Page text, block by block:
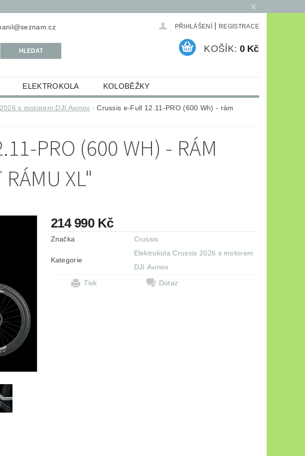
PŘIHLÁŠENÍ REGISTRACE
KOŠÍK: 0 Kč
ELEKTROKOLA KOLOBĚŽKY
HUDEBNINY ELEKTRO ARCHIV
NA SPLÁTKY
s motorem DJI Avinox
Crussis e-Full 12.11-PRO (600 Wh) - rám
PRO (600 WH) - RÁM
XL"
214 990 Kč
Značka Crussis
Kategorie
Elektrokola Crussis 2026 s motorem
DJI Avinox
Tisk
Dotaz